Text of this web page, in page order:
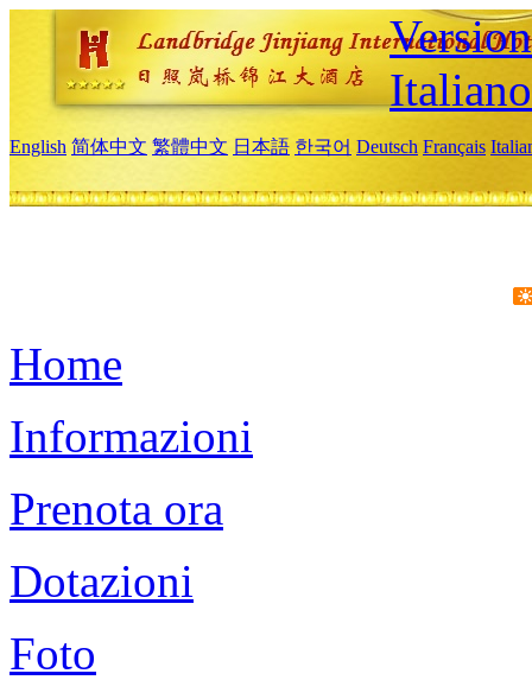
Italiano
English 简体中文 繁體中文 日本語 한국어 Deutsch Français
Home
Informazioni
Prenota ora
Dotazioni
Foto